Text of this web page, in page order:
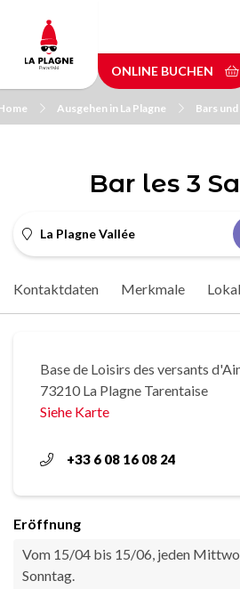
main
content
ONLINE BUCHEN
Ausgehen in La Plagne Bars
Bar les 3
La Plagne Vallée
Kontaktdaten Merkmale
Base de Loisirs des versants
73210 La Plagne Tarentaise
Siehe Karte
+33 6 08 16 08 24
Eröffnung
Vom 15/04 bis 15/06, jeden
Sonntag.